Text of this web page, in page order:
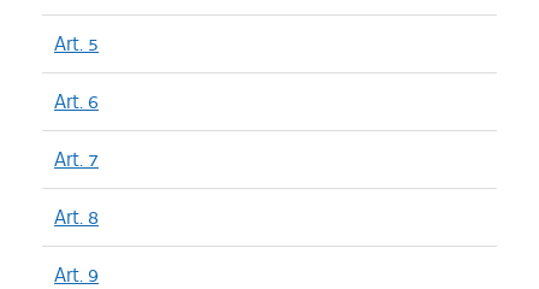
Art. 5
Art. 6
Art. 7
Art. 8
Art. 9